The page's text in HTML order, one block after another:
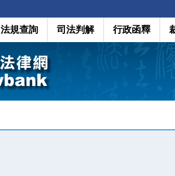
法規查詢 司法判解 行政函釋